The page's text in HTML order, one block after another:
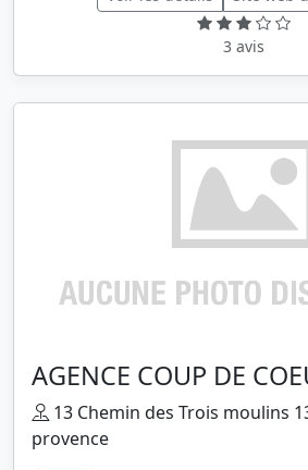
3 avis
AGENCE COUP DE
13 Chemin des Trois moulins
provence